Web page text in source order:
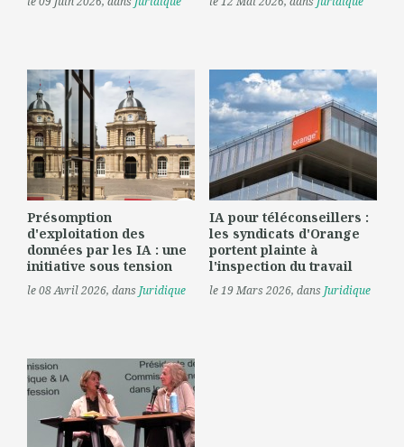
Présomption
d'exploitation des
données par les IA : une
initiative sous tension
le 08 Avril 2026, dansJuridique
IA pour téléconseillers :
les syndicats d'Orange
portent plainte à
l'inspection du travail
le 19 Mars 2026, dansJuridique